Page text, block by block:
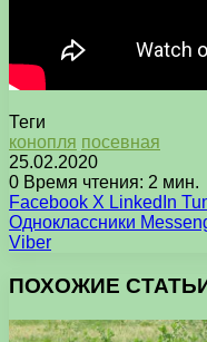
Теги
конопля посевная
25.02.2020
0 Время чтения: 2 мин.
Facebook X LinkedIn
Одноклассники
Viber
ПОХОЖИЕ